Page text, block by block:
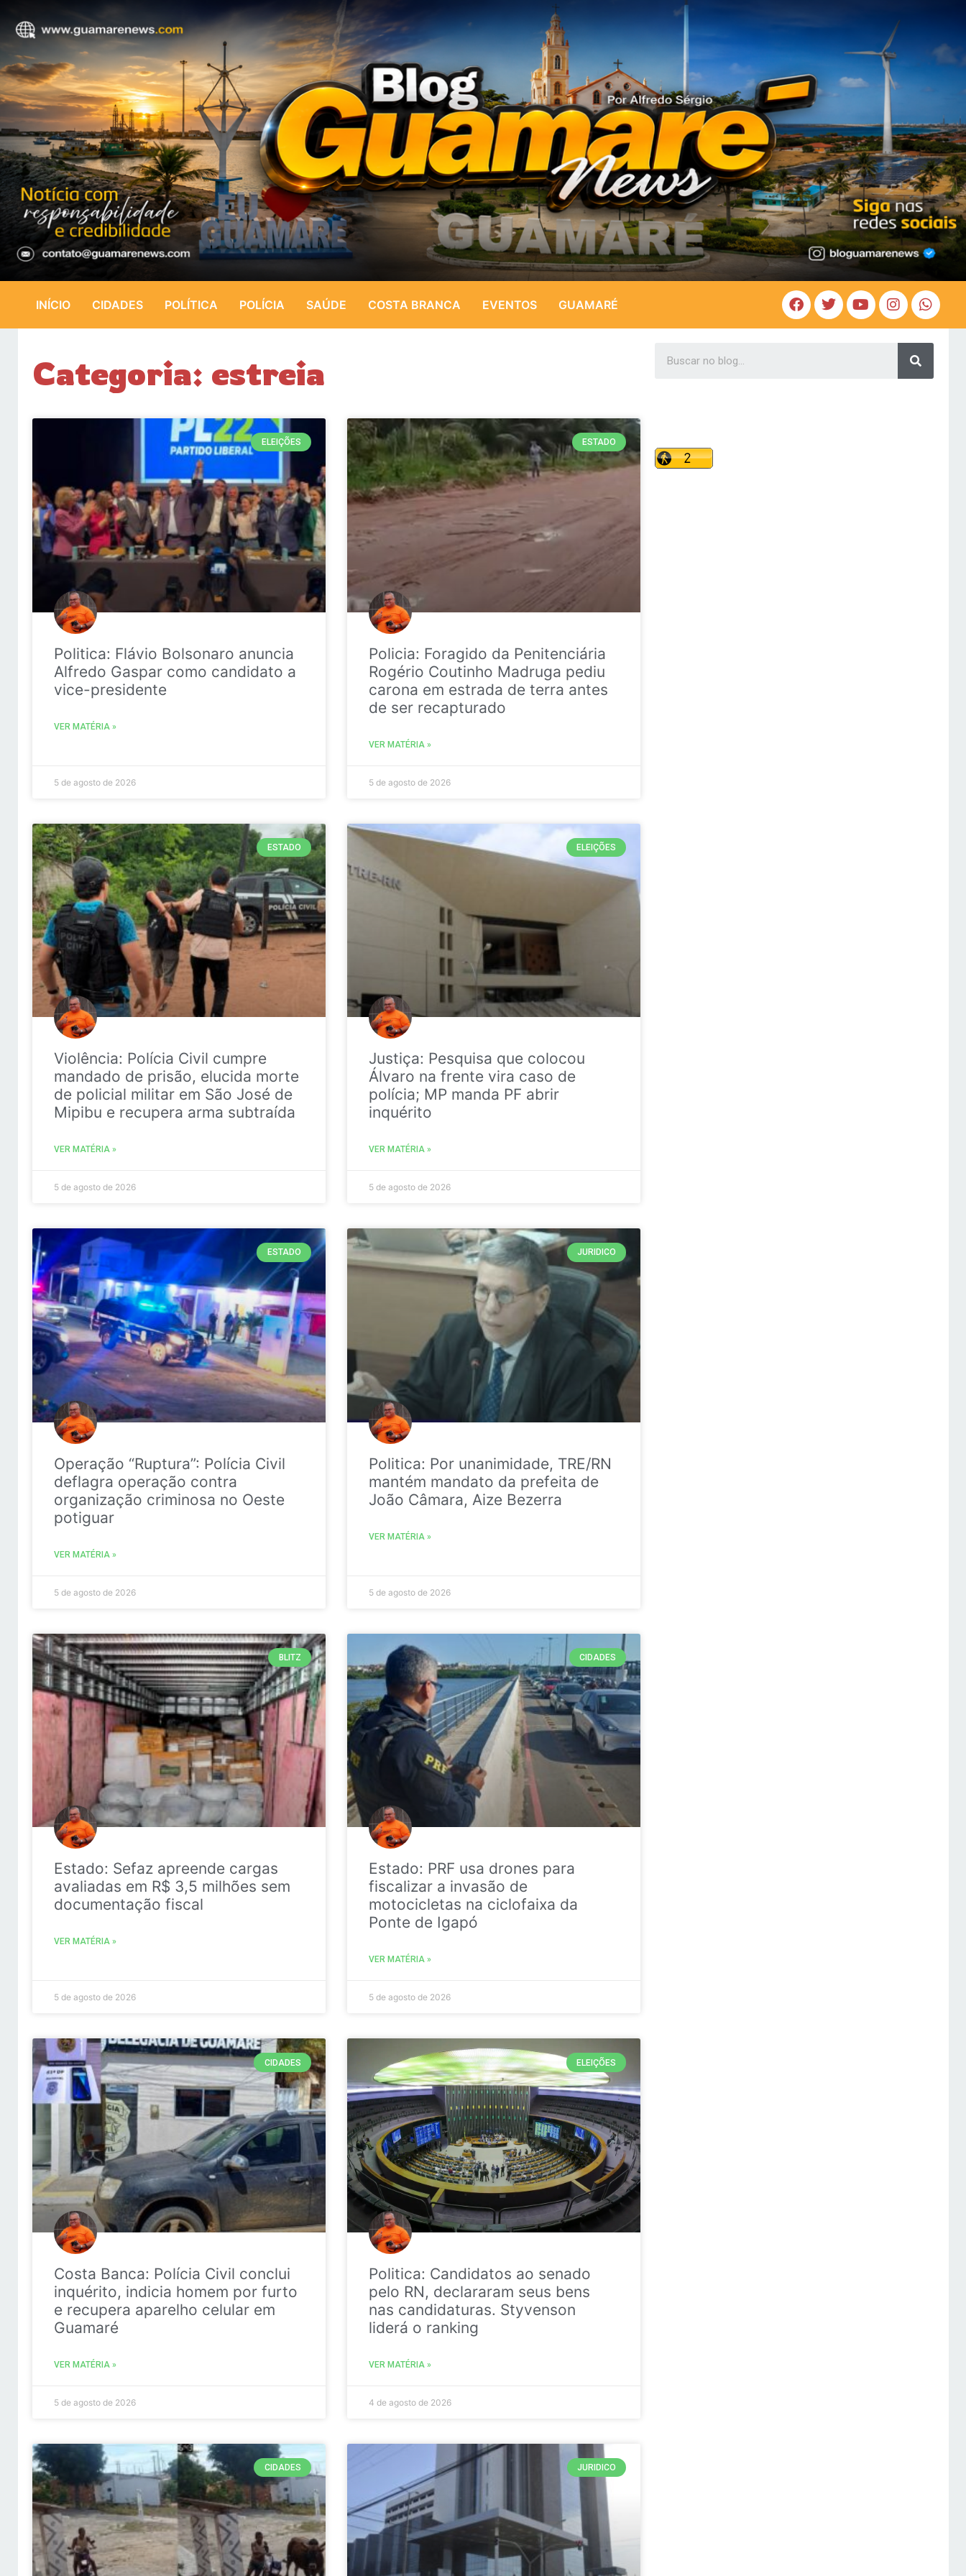
INÍCIO CIDADES POLÍTICA POLÍCIA SAÚDE COSTA BRANCA EVENTOS GUAMARÉ
Categoria: estreia
ELEIÇÕES
Politica: Flávio Bolsonaro anuncia
Alfredo Gaspar como candidato a
vice-presidente
VER MATÉRIA »
5 de agosto de 2026
ESTADO
Policia: Foragido da Penitenciária
Rogério Coutinho Madruga pediu
carona em estrada de terra antes
de ser recapturado
VER MATÉRIA »
5 de agosto de 2026
ESTADO
Violência: Polícia Civil cumpre
mandado de prisão, elucida morte
de policial militar em São José de
Mipibu e recupera arma subtraída
VER MATÉRIA »
5 de agosto de 2026
ELEIÇÕES
Justiça: Pesquisa que colocou
Álvaro na frente vira caso de
polícia; MP manda PF abrir
inquérito
VER MATÉRIA »
5 de agosto de 2026
ESTADO
Operação “Ruptura”: Polícia Civil
deflagra operação contra
organização criminosa no Oeste
potiguar
VER MATÉRIA »
5 de agosto de 2026
JURIDICO
Politica: Por unanimidade, TRE/RN
mantém mandato da prefeita de
João Câmara, Aize Bezerra
VER MATÉRIA »
5 de agosto de 2026
BLITZ
Estado: Sefaz apreende cargas
avaliadas em R$ 3,5 milhões sem
documentação fiscal
VER MATÉRIA »
5 de agosto de 2026
CIDADES
Estado: PRF usa drones para
fiscalizar a invasão de
motocicletas na ciclofaixa da
Ponte de Igapó
VER MATÉRIA »
5 de agosto de 2026
CIDADES
Costa Banca: Polícia Civil conclui
inquérito, indicia homem por furto
e recupera aparelho celular em
Guamaré
VER MATÉRIA »
5 de agosto de 2026
ELEIÇÕES
Politica: Candidatos ao senado
pelo RN, declararam seus bens
nas candidaturas. Styvenson
liderá o ranking
VER MATÉRIA »
4 de agosto de 2026
CIDADES JURIDICO